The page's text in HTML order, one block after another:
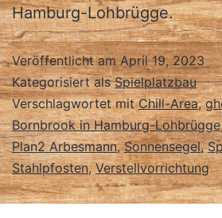
Hamburg-Lohbrügge.
Veröffentlicht amApril 19, 2023
Kategorisiert alsSpielplatzbau
Verschlagwortet mitChill-Area,
Bornbrook in Hamburg-Lohbrügge
Plan2 Arbesmann,Sonnensegel,
Stahlpfosten,Verstellvorrichtung